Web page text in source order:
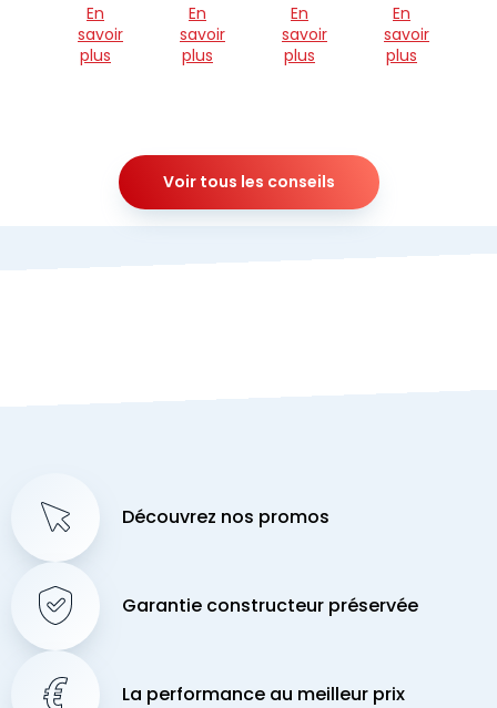
En
savoir
plus
En
savoir
plus
En
savoir
plus
En
savoir
plus
Voir tous les conseils
Découvrez nos promos
Garantie constructeur préservée
La performance au meilleur prix